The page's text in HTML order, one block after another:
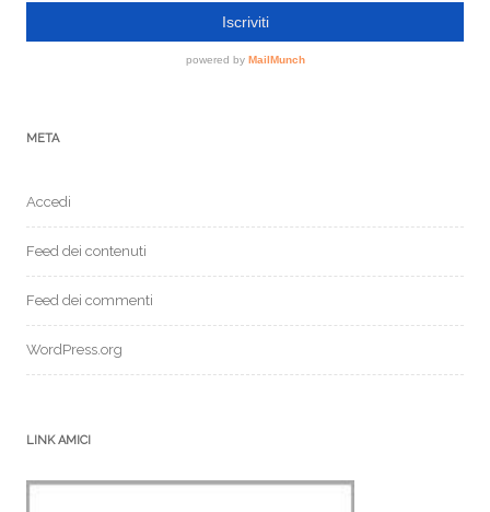
META
Accedi
Feed dei contenuti
Feed dei commenti
WordPress.org
LINK AMICI